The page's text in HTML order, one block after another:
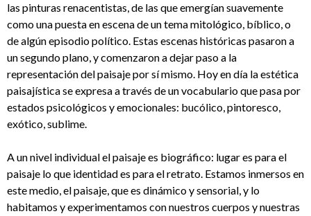
las pinturas renacentistas, de las que emergían suavemente
como una puesta en escena de un tema mitológico, bíblico, o
de algún episodio político. Estas escenas históricas pasaron a
un segundo plano, y comenzaron a dejar paso a la
representación del paisaje por sí mismo. Hoy en día la estética
paisajística se expresa a través de un vocabulario que pasa por
estados psicológicos y emocionales: bucólico, pintoresco,
exótico, sublime.
A un nivel individual el paisaje es biográfico: lugar es para el
paisaje lo que identidad es para el retrato. Estamos inmersos en
este medio, el paisaje, que es dinámico y sensorial, y lo
habitamos y experimentamos con nuestros cuerpos y nuestras